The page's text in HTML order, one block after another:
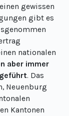
gewissen
gibt es
nationalen
aber immer
. Das
Neuenburg
Kantonen